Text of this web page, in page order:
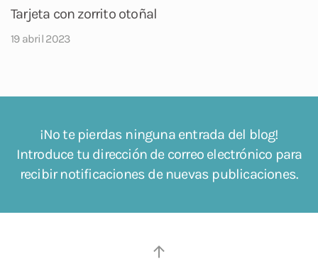
Tarjeta con zorrito otoñal
19 abril 2023
¡No te pierdas ninguna entrada del blog!
Introduce tu dirección de correo electrónico para
recibir notificaciones de nuevas publicaciones.